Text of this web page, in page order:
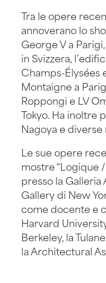
Tra le opere
annoverano lo
George V a
in Svizzera,
Champs-Élysées
Montaigne a
Roppongi e LV
Tokyo. Ha inoltre
Nagoya e diverse
Le sue opere
mostre “Logique /
presso la
Gallery di New
come docente e
Harvard
Berkeley, la
la Architectural